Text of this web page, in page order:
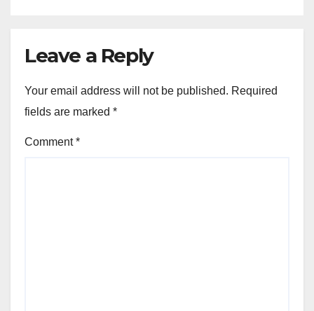
Leave a Reply
Your email address will not be published. Required
fields are marked *
Comment*